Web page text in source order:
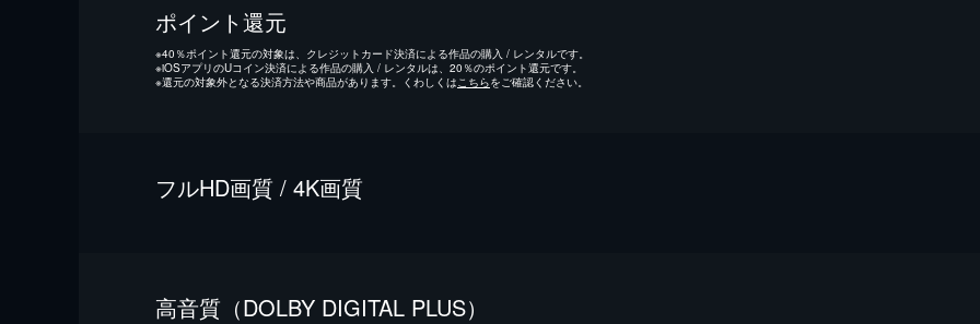
ポイント還元
※40％ポイント還元の対象は、クレジットカード決済による作品の購入 / レンタルです。
※iOSアプリのUコイン決済による作品の購入 / レンタルは、20％のポイント還元です。
※還元の対象外となる決済方法や商品があります。くわしくは こちらをご確認ください。
フルHD画質 / 4K画質
⾼⾳質（DOLBY DIGITAL PLUS）